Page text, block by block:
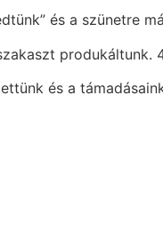
és a szünetre
produkáltunk.
és a